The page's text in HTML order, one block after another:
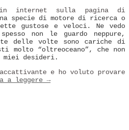
internet sulla pagina di
specie di motore di ricerca o
gustose e veloci. Ne vedo
non le guardo neppure,
delle volte sono cariche di
molto “oltreoceano”, che non
desideri.
e ho voluto provare
a leggere →